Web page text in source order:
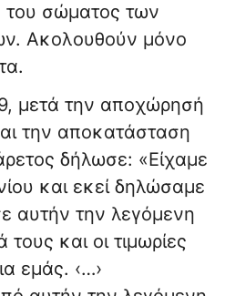
σώματος των
Ακολουθούν μόνο
μετά την αποχώρησή
την αποκατάσταση
δήλωσε: «Είχαμε
και εκεί δηλώσαμε
αυτήν την λεγόμενη
και οι τιμωρίες
εμάς. ‹…›